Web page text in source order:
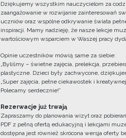
Dziękujemy wszystkim nauczycielom za
zaangażowanie w rozwijanie zainteresowań
uczniów oraz wspólne odkrywanie świata
inspiracji. Mamy nadzieję, że nasze lekcje
wartościowym wsparciem w Waszej pracy
Opinie uczestników mówią same za siebie:
„Byliśmy – świetne zajęcia, prelekcja,
plastyczne. Dzieci były zachwycone,
„Super zajęcia, pełne ciekawostek i
Polecamy serdecznie!”
Rezerwacje już trwają
Zapraszamy do planowania wizyt oraz
PDF z pełną ofertą edukacyjną i lekcjami
dostępna jest również skrócona wersja oferty